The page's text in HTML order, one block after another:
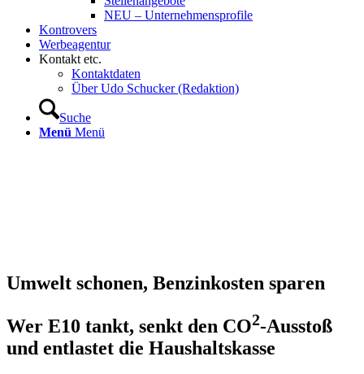
NEU – Unternehmens­profile
Kontrovers
Werbeagentur
Kontakt etc.
Kontaktdaten
Über Udo Schucker (Redaktion)
Suche
Menü Menü
Umwelt schonen, Benzinkosten sparen
Wer E10 tankt, senkt den CO2-Ausstoß
und entlastet die Haushaltskasse